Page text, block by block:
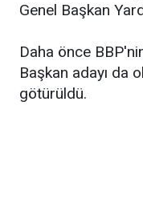
Genel Başkan
Daha önce
Başkan adayı da
götürüldü.